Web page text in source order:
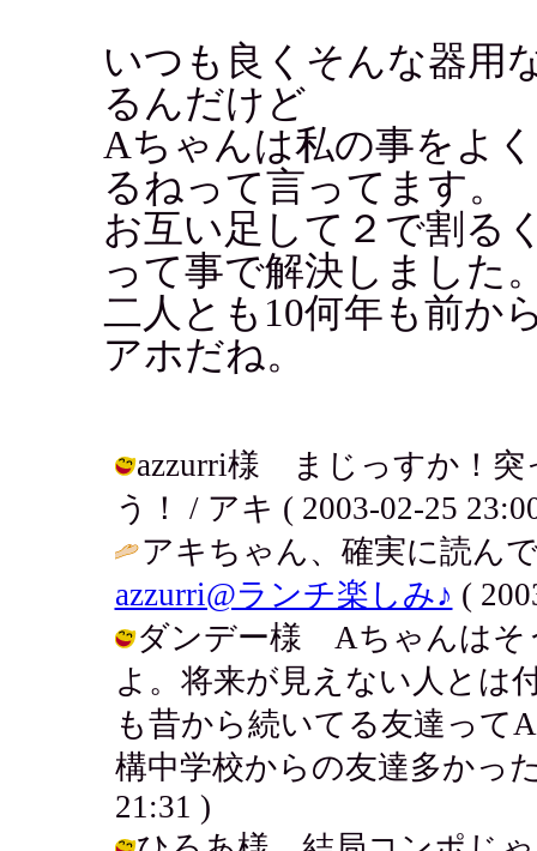
いつも良くそんな器用
るんだけど
Aちゃんは私の事をよ
るねって言ってます。
お互い足して２で割る
って事で解決しました
二人とも10何年も前か
アホだね。
azzurri様 まじっすか！突
う！ / アキ ( 2003-02-25
アキちゃん、確実に読ん
azzurri@ランチ楽しみ♪ (
ダンデー様 Aちゃんはそ
よ。将来が見えない人とは
も昔から続いてる友達って
構中学校からの友達多かっ
21:31 )